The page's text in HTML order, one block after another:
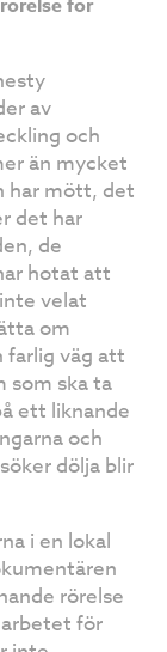
för
av
och
än mycket
har mött, det
det har
de
hotat att
velat
om
farlig väg att
som ska ta
ett liknande
och
dölja blir
i en lokal
rörelse
för